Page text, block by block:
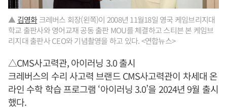
▲ 김영화크레버스 회장(왼쪽)이 2008년 11월18일 영국 케임브리지대
학교 출판사와 영어교재 공동 출판 MOU를 체결하고 스티븐 본 케임브
리지대 출판사 CEO와 기념촬영을 하고 있다. <연합뉴스>
△CMS사고력관, 아이러닝 3.0 출시
크레버스의 수리 사고력 브랜드 CMS사고력관이 차세대 온
라인 수학 학습 프로그램 ‘아이러닝 3.0’을 2024년 9월 출시
했다.